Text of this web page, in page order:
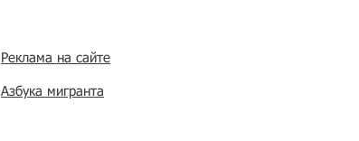
Реклама на сайте
Азбука мигранта